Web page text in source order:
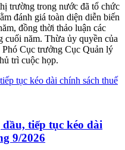
trường trong nước đã tổ chức
đánh giá toàn diện diễn biến
đồng thời thảo luận các
cuối năm. Thừa ủy quyền của
Cục trưởng Cục Quản lý
trì cuộc họp.
tiếp tục kéo dài
9/2026